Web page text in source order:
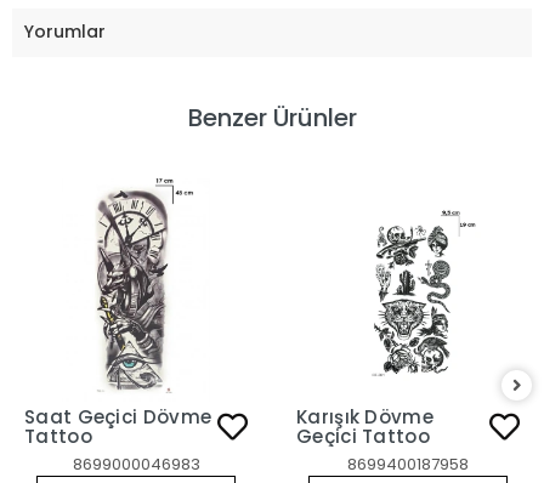
Yorumlar
Benzer Ürünler
Saat Geçici Dövme
Tattoo
8699000046983
Karışık Dövme
Geçici Tattoo
8699400187958